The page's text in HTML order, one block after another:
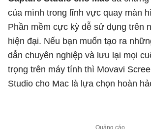
của mình trong lĩnh vực quay màn
Phần mềm cực kỳ dễ sử dụng trên
hiện đại. Nếu bạn muốn tạo ra
dẫn chuyên nghiệp và lưu lại mọi
trọng trên máy tính thì Movavi
Studio cho Mac là lựa chọn hoàn